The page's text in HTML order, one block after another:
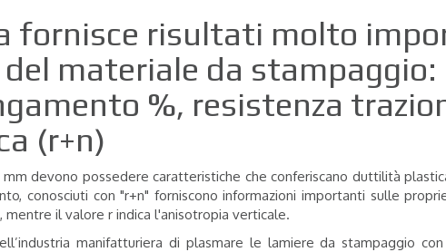
fornisce risultati molto
materiale da stampaggio:
%, resistenza
(r+n)
devono possedere caratteristiche che conferiscano duttilità
conosciuti con "r+n" forniscono informazioni importanti sulle
il valore r indica l'anisotropia verticale.
manifatturiera di plasmare le lamiere da stampaggio